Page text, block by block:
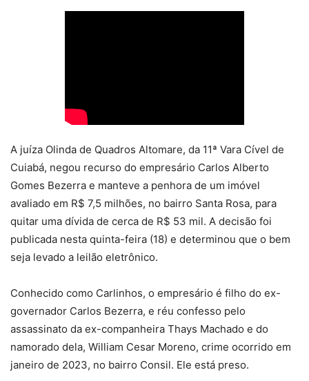
A juíza Olinda de Quadros Altomare, da 11ª Vara Cível de
Cuiabá, negou recurso do empresário Carlos Alberto
Gomes Bezerra e manteve a penhora de um imóvel
avaliado em R$ 7,5 milhões, no bairro Santa Rosa, para
quitar uma dívida de cerca de R$ 53 mil. A decisão foi
publicada nesta quinta-feira (18) e determinou que o bem
seja levado a leilão eletrônico.
Conhecido como Carlinhos, o empresário é filho do ex-
governador Carlos Bezerra, e réu confesso pelo
assassinato da ex-companheira Thays Machado e do
namorado dela, William Cesar Moreno, crime ocorrido em
janeiro de 2023, no bairro Consil. Ele está preso.